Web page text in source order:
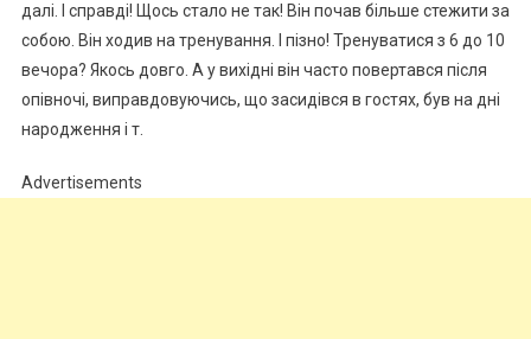
далі. І справді! Щось стало не так! Він почав більше стежити за
собою. Він ходив на тренування. І пізно! Тренуватися з 6 до 10
вечора? Якось довго. А у вихідні він часто повертався після
опівночі, виправдовуючись, що засидівся в гостях, був на дні
народження і т.
Advertisements